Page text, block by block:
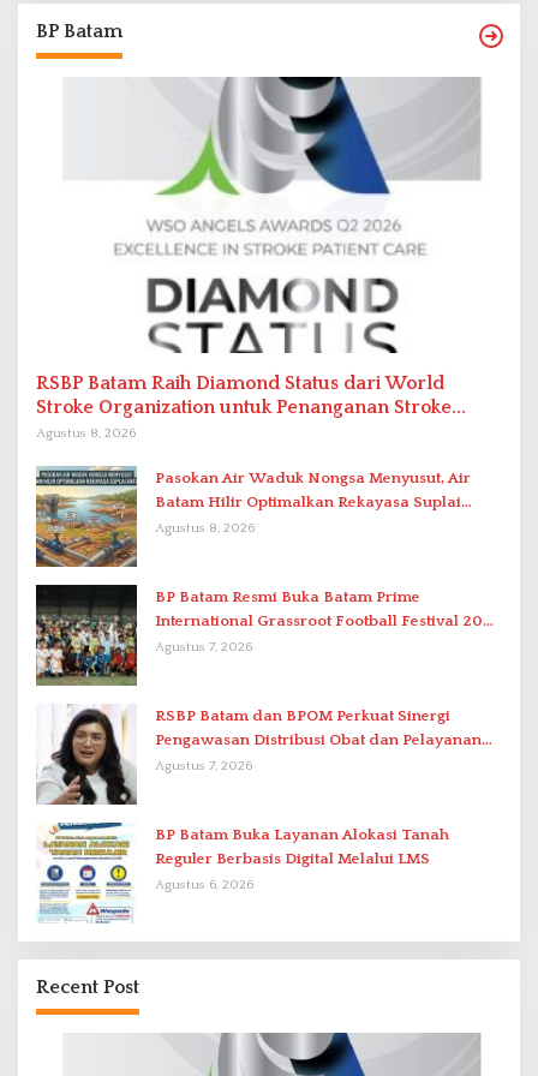
BP Batam
RSBP Batam Raih Diamond Status dari World
Stroke Organization untuk Penanganan Stroke
Berstandar Internasional
Agustus 8, 2026
Pasokan Air Waduk Nongsa Menyusut, Air
Batam Hilir Optimalkan Rekayasa Suplai
Antar-IPAM
Agustus 8, 2026
BP Batam Resmi Buka Batam Prime
International Grassroot Football Festival 2026
di Stadion Temenggung Abdul Jamal
Agustus 7, 2026
RSBP Batam dan BPOM Perkuat Sinergi
Pengawasan Distribusi Obat dan Pelayanan
Kefarmasian
Agustus 7, 2026
BP Batam Buka Layanan Alokasi Tanah
Reguler Berbasis Digital Melalui LMS
Agustus 6, 2026
Recent Post